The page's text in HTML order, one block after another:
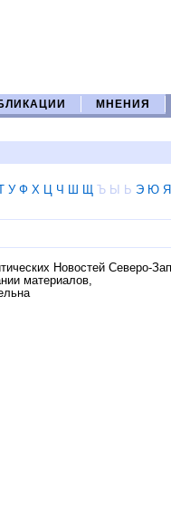
МНЕНИЯ
У Ф Х Ц Ч Ш Щ Ъ Ы Ь Э Ю Я
Новостей Северо-
материалов,